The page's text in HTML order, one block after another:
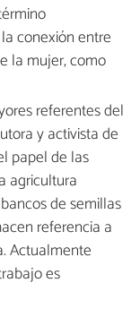
conexión entre
la mujer, como
referentes del
y activista de
papel de las
agricultura
de semillas
referencia a
Actualmente
es